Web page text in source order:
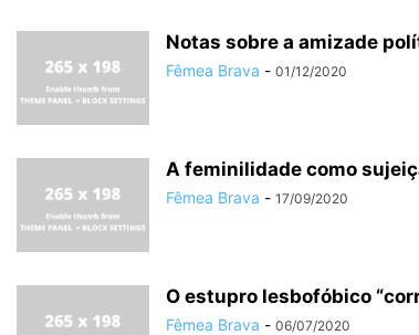
Notas sobre a amizade
Fêmea Brava - 01/12/2020
A feminilidade como
Fêmea Brava - 17/09/2020
O estupro lesbofóbico
Fêmea Brava - 06/07/2020